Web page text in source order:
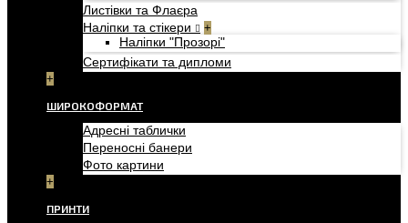
Листівки та Флаєра
Наліпки та стікери
+
Наліпки "Прозорі"
Сертифікати та дипломи
+
ШИРОКОФОРМАТ
Адресні таблички
Переносні банери
Фото картини
+
ПРИНТИ